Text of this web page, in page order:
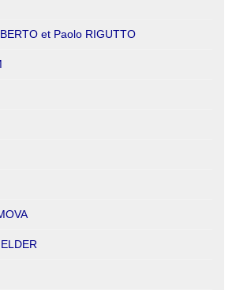
et Paolo RIGUTTO